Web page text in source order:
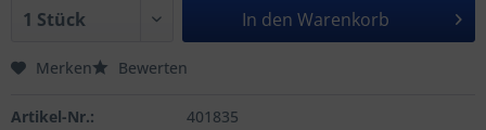
In den Warenkorb
Merken Bewerten
Artikel-Nr.:
401835